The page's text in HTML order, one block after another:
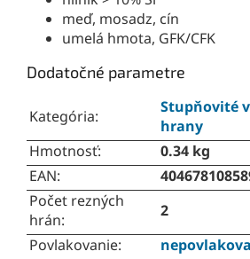
meď, mosadz, cín
umelá hmota, GFK/CFK
Dodatočné parametre
Kategória:
Stupňovité
hrany
Hmotnosť:
0.34 kg
EAN:
Počet rezných
hrán:
2
Povlakovanie: